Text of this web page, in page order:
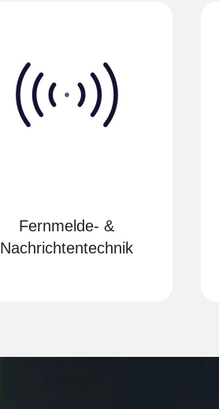
Fernmelde-&
Nachrichten­technik